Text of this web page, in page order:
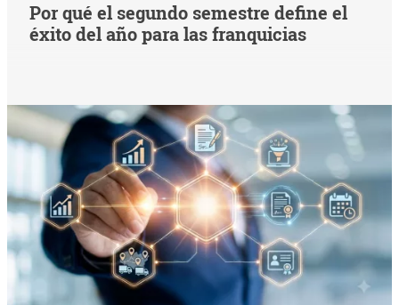
Por qué el segundo semestre define el
éxito del año para las franquicias